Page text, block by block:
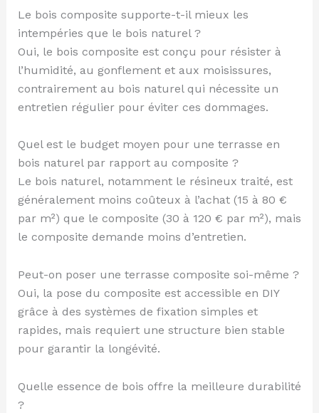
Le bois composite supporte-t-il mieux les
intempéries que le bois naturel ?
Oui, le bois composite est conçu pour résister à
l’humidité, au gonflement et aux moisissures,
contrairement au bois naturel qui nécessite un
entretien régulier pour éviter ces dommages.
Quel est le budget moyen pour une terrasse en
bois naturel par rapport au composite ?
Le bois naturel, notamment le résineux traité, est
généralement moins coûteux à l’achat (15 à 80 €
par m²) que le composite (30 à 120 € par m²), mais
le composite demande moins d’entretien.
Peut-on poser une terrasse composite soi-même ?
Oui, la pose du composite est accessible en DIY
grâce à des systèmes de fixation simples et
rapides, mais requiert une structure bien stable
pour garantir la longévité.
Quelle essence de bois offre la meilleure durabilité
?